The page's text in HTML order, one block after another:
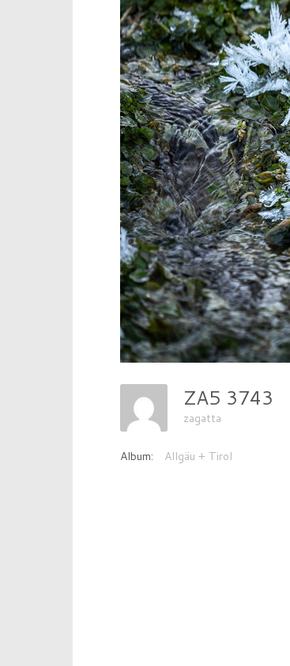
ZA5 3743
zagatta
Album: Allgäu + Tirol